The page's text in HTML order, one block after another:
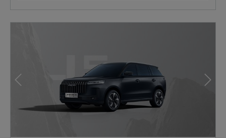
Poprzedni